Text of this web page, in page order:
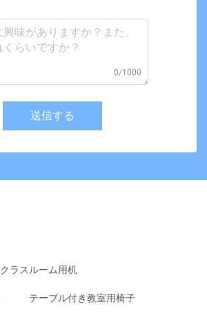
0/1000
送信する
クラスルーム用机
テーブル付き教室用椅子